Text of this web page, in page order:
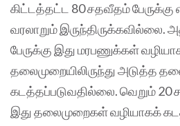
கிட்டத்தட்ட 80 சதவீதம் பேருக்கு
வரலாறும் இருந்திருக்கவில்லை.
பேருக்கு இது மரபணுக்கள்
தலைமுறையிலிருந்து அடுத்த
கடத்தப்படுவதில்லை. வெறும் 20
இது தலைமுறைகள் வழியாகக்